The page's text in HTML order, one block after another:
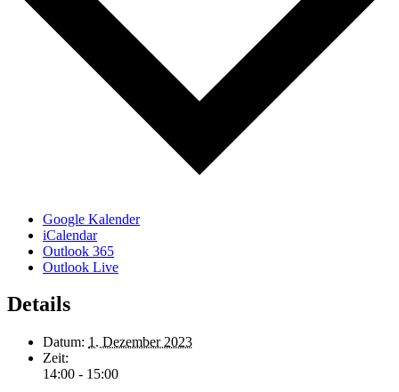
Google Kalender
iCalendar
Outlook 365
Outlook Live
Details
Datum: 1. Dezember 2023
Zeit:
14:00 - 15:00